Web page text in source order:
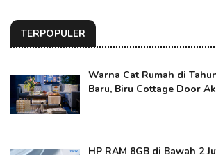
TERPOPULER
Warna Cat Rumah di
Baru, Biru Cottage Door
HP RAM 8GB di Bawah 2